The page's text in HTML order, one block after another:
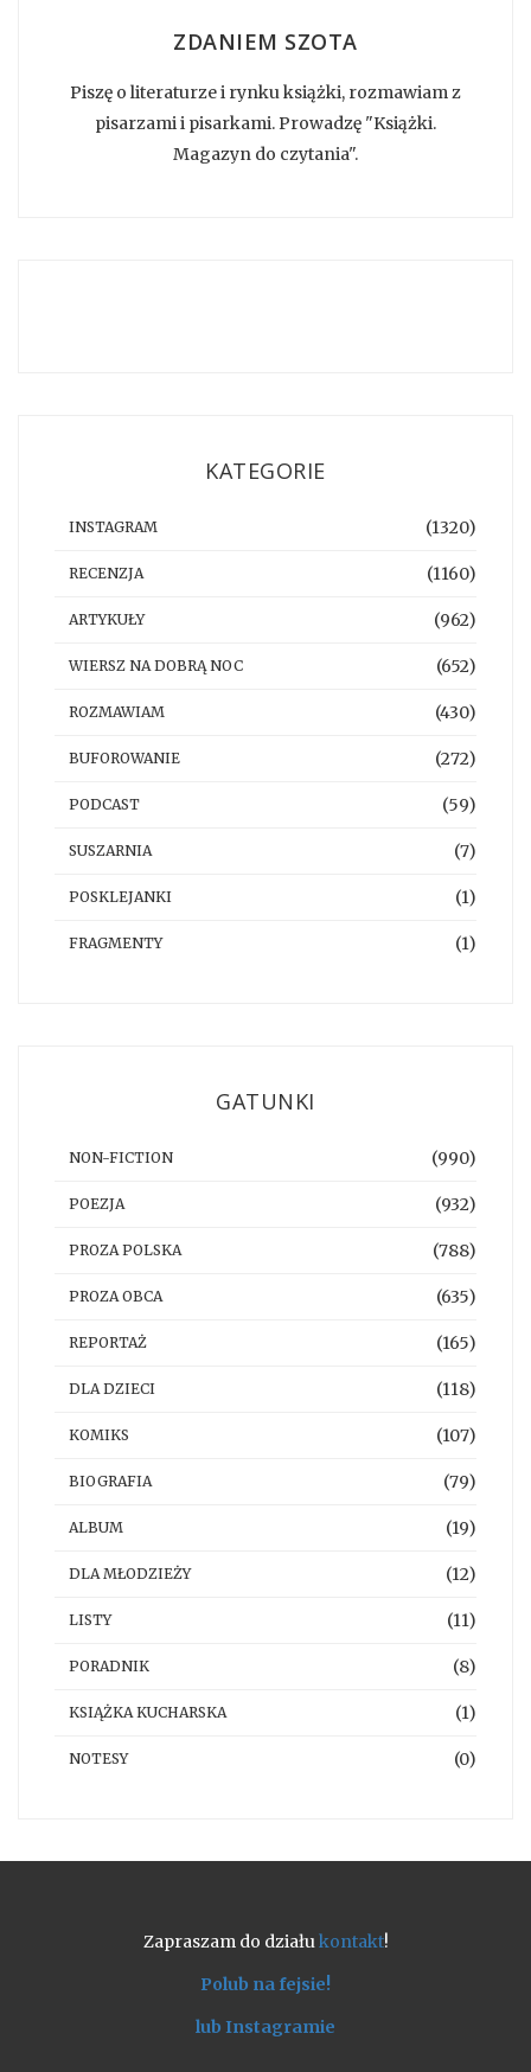
ZDANIEM SZOTA
Piszę o literaturze i rynku książki, rozmawiam z
pisarzami i pisarkami. Prowadzę "Książki.
Magazyn do czytania".
KATEGORIE
INSTAGRAM (1320)
RECENZJA (1160)
ARTYKUŁY (962)
WIERSZ NA DOBRĄ NOC (652)
ROZMAWIAM (430)
BUFOROWANIE (272)
PODCAST (59)
SUSZARNIA (7)
POSKLEJANKI (1)
FRAGMENTY (1)
GATUNKI
NON-FICTION (990)
POEZJA (932)
PROZA POLSKA (788)
PROZA OBCA (635)
REPORTAŻ (165)
DLA DZIECI (118)
KOMIKS (107)
BIOGRAFIA (79)
ALBUM (19)
DLA MŁODZIEŻY (12)
LISTY (11)
PORADNIK (8)
KSIĄŻKA KUCHARSKA (1)
NOTESY (0)
Zapraszam do działukontakt!
Polub na fejsie!
lub Instagramie